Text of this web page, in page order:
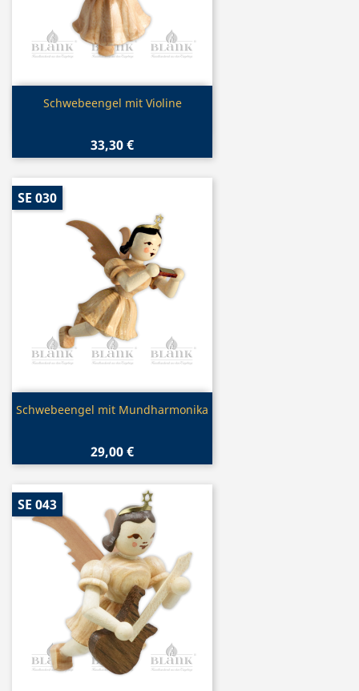
Vorschau
Schwebeengel mit Violine
33,30 €
Vorschau
Schwebeengel mit Mundharmonika
29,00 €
SE 030
SE 043